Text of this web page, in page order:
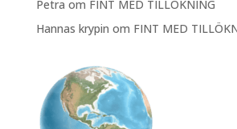
Petra om FINT MED TILLÖKNING
Hannas krypin om FINT MED